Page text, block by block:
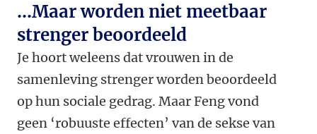
…Maar worden niet meetbaar
strenger beoordeeld
Je hoort weleens dat vrouwen in de
samenleving strenger worden beoordeeld
op hun sociale gedrag. Maar Feng vond
geen ‘robuuste effecten’ van de sekse van